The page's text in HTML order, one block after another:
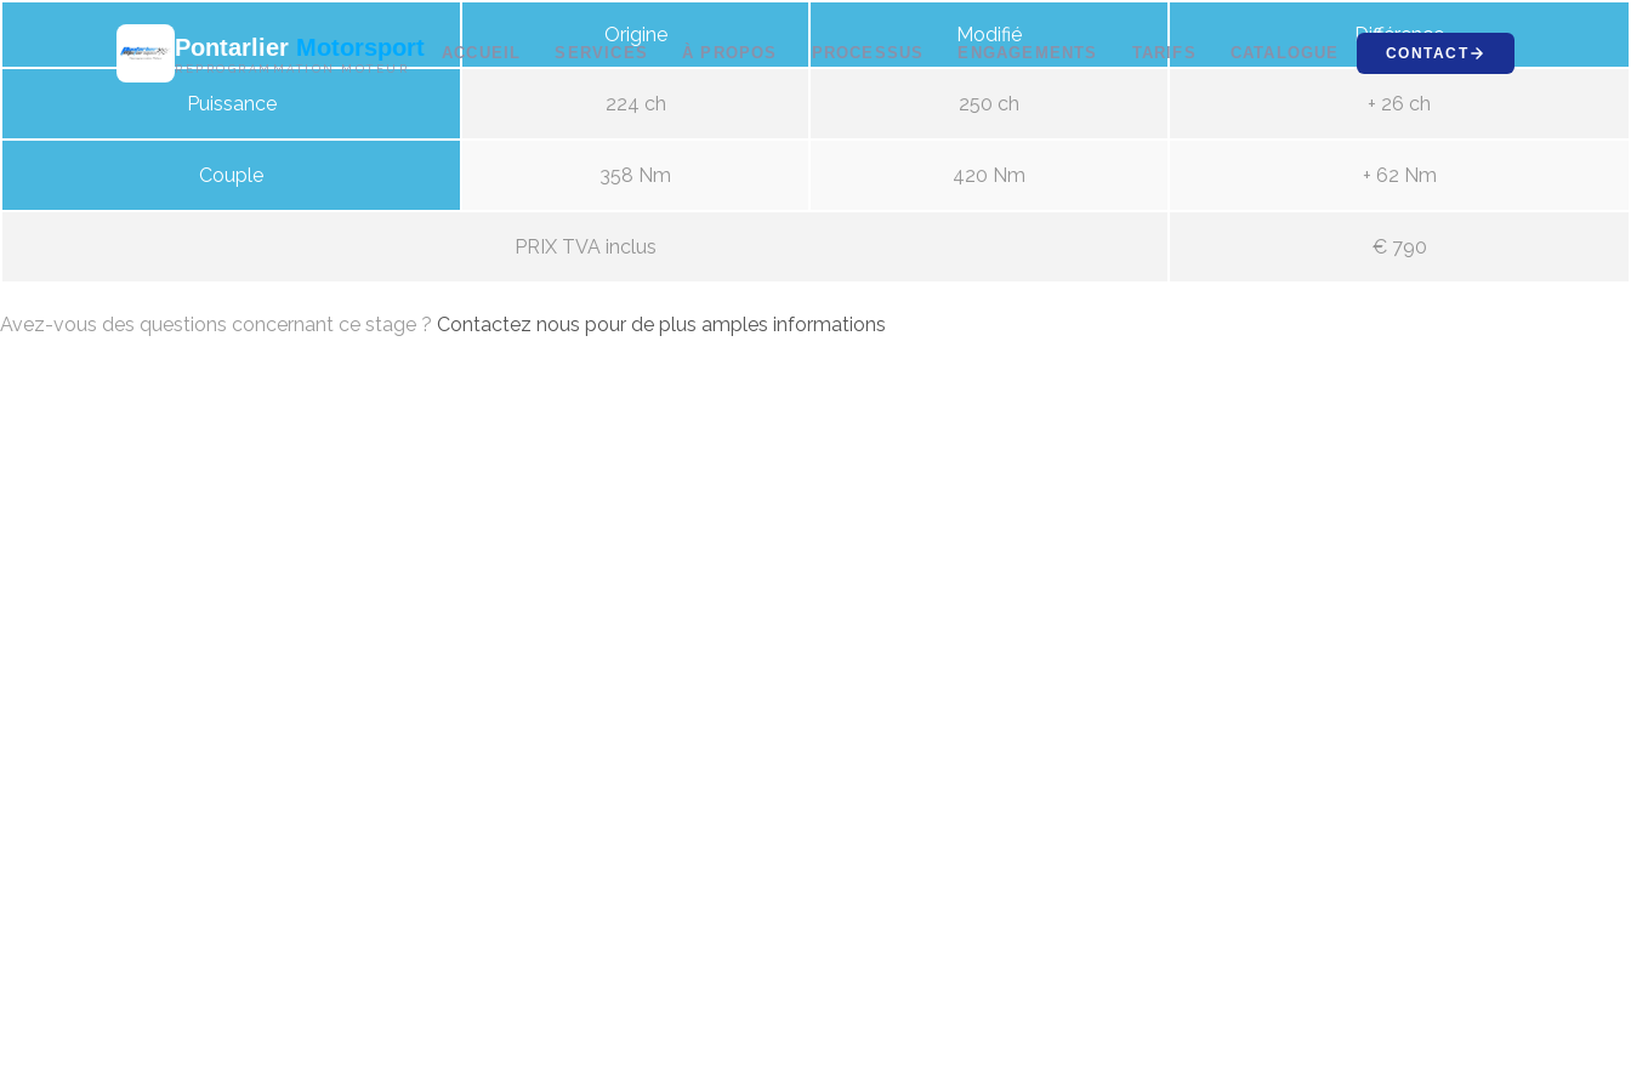
Pontarlier Motorsport
REPROGRAMMATION MOTEUR
ACCUEIL SERVICES À PROPOS PROCESSUS ENGAGEMENTS TARIFS CATALOGUE CONTACT
Origine Modifié Différence
Puissance 224 ch 250 ch + 26 ch
Couple 358 Nm 420 Nm + 62 Nm
PRIX TVA inclus € 790
Avez-vous des questions concernant ce stage ? Contactez nous pour de plus amples informations